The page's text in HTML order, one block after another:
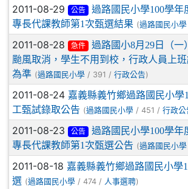
2011-08-29 公告
過路國民小學100學年
專長代課教師第1次甄選結果 (過路國民小學
2011-08-28 急件
過路國小8月29日（一
颱風取消，學生不用到校，行政人員上
為準 (過路國民小學 / 391 / 行政公告)
2011-08-24 嘉義縣義竹鄉過路國民小學
工甄試錄取公告 (過路國民小學 / 451 / 行政公
2011-08-23 公告
過路國民小學100學年
專長代課教師第1次甄選公告 (過路國民小學
2011-08-18 嘉義縣義竹鄉過路國民小學
選 (過路國民小學 / 474 / 人事選聘)